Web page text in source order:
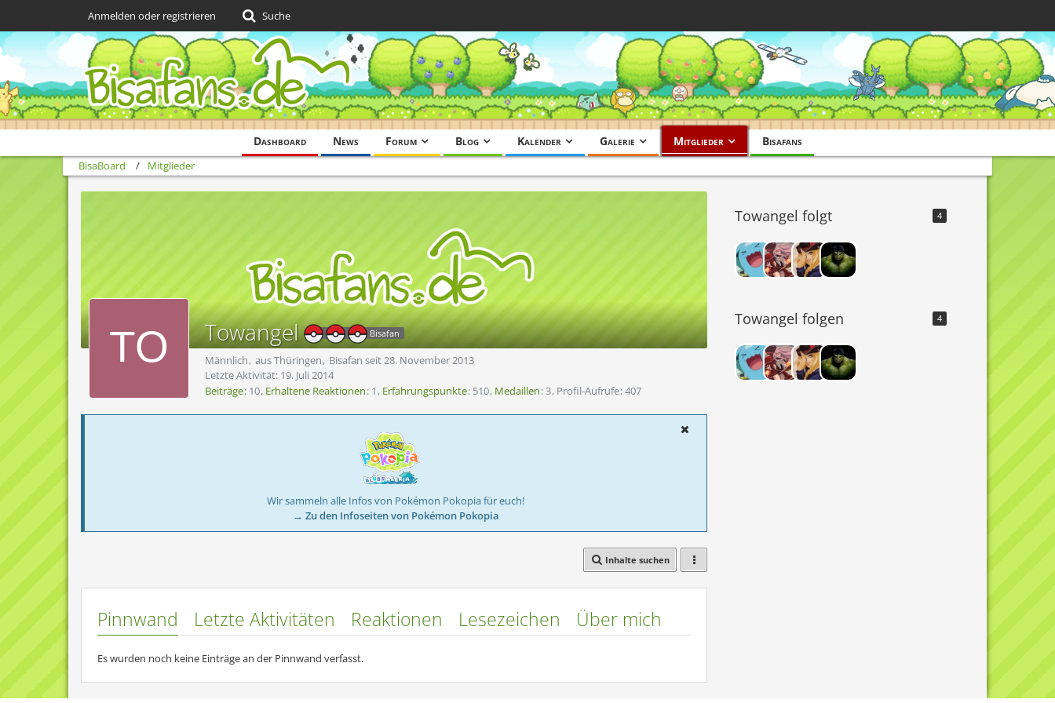
Dashboard News Forum Blog Kalender Galerie Mitglieder Bisafans
Anmelden oder registrieren Suche
BisaBoard Mitglieder
Towangel Bisafan
Männlich aus Thüringen
Bisafan seit 28. November 2013
Letzte Aktivität: 19. Juli 2014
Beiträge 10 Erhaltene Reaktionen 1 Erfahrungspunkte 510 Medaillen 3 Profil-Aufrufe 407
Wir sammeln alle Infos von Pokémon Pokopia für euch!
→ Zu den Infoseiten von Pokémon Pokopia
Inhalte suchen
Pinnwand Letzte Aktivitäten Reaktionen Lesezeichen Über mich
Es wurden noch keine Einträge an der Pinnwand verfasst.
Towangel folgt 4
Towangel folgen 4